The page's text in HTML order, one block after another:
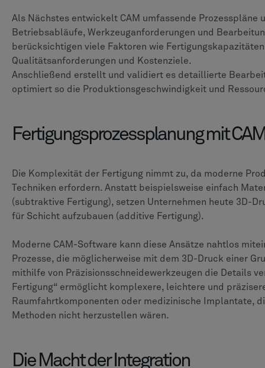
Als Nächstes entwickelt CAM umfassende Prozesspläne
Betriebsabläufe, Werkzeuganforderungen und
berücksichtigen viele Faktoren wie
Qualitätsanforderungen und Kostenziele.
Anschließend erstellt und validiert es detaillierte
optimiert so die Produktionsgeschwindigkeit und
Fertigungsprozessplanung mit
Die Komplexität der Fertigung nimmt zu, da moderne
Techniken erfordern. Anstatt beispielsweise einfach
(subtraktive Fertigung), setzen Unternehmen heute 3D-
für Schicht aufzubauen (additive Fertigung).
Moderne CAM-Software kann diese Ansätze nahtlos
Prozesse, die möglicherweise mit dem 3D-Druck einer
mithilfe von Präzisionsschneidewerkzeugen die Details
Fertigung“ ermöglicht komplexere, leichtere und
Raumfahrtkomponenten oder medizinische Implantate,
Methoden nicht herzustellen wären.
Die Macht der Integration